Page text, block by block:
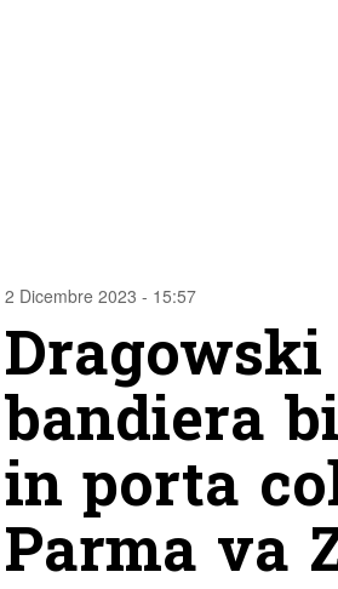
2 Dicembre 2023 - 15:57
bandiera
in porta
Parma va